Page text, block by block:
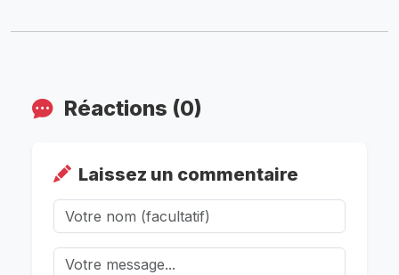
Réactions (0)
Laissez un commentaire